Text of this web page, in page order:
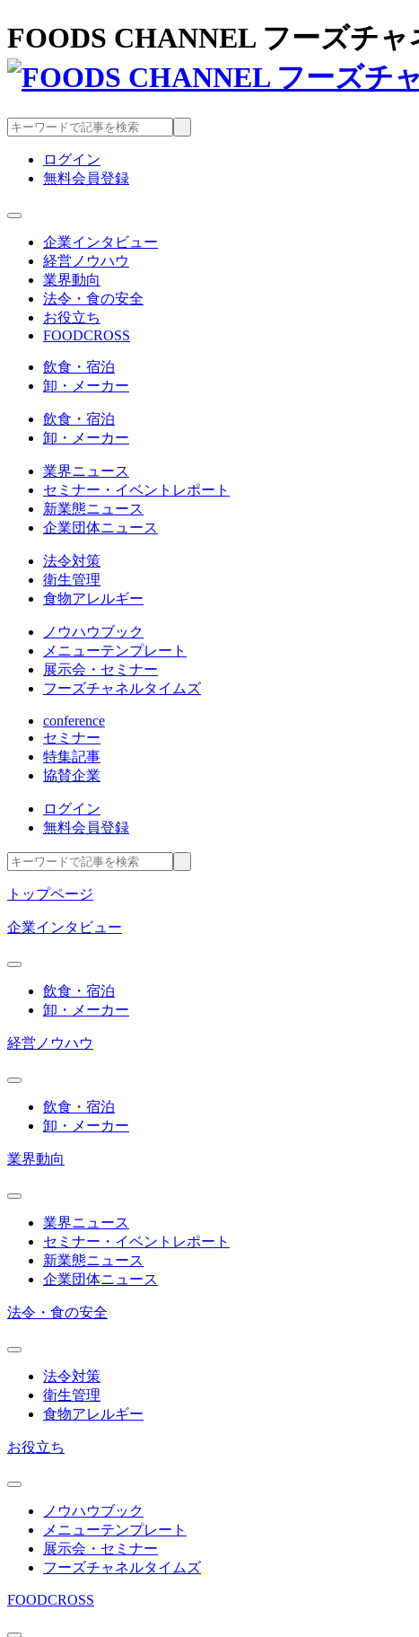
FOODS CHANNEL フーズチ
ログイン
無料会員登録
企業インタビュー
経営ノウハウ
業界動向
法令・食の安全
お役立ち
FOODCROSS
飲食・宿泊
卸・メーカー
飲食・宿泊
卸・メーカー
業界ニュース
セミナー・イベントレポート
新業態ニュース
企業団体ニュース
法令対策
衛生管理
食物アレルギー
ノウハウブック
メニューテンプレート
展示会・セミナー
フーズチャネルタイムズ
conference
セミナー
特集記事
協賛企業
ログイン
無料会員登録
トップページ
企業インタビュー
飲食・宿泊
卸・メーカー
経営ノウハウ
飲食・宿泊
卸・メーカー
業界動向
業界ニュース
セミナー・イベントレポート
新業態ニュース
企業団体ニュース
法令・食の安全
法令対策
衛生管理
食物アレルギー
お役立ち
ノウハウブック
メニューテンプレート
展示会・セミナー
フーズチャネルタイムズ
FOODCROSS